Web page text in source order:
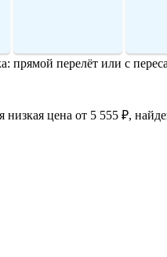
перелёт или с
цена от 5 555 ₽,